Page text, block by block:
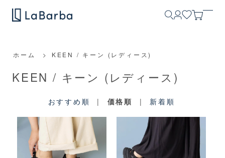
ホーム > KEEN / キーン (レディース)
KEEN / キーン (レディース)
おすすめ順 | 価格順 | 新着順